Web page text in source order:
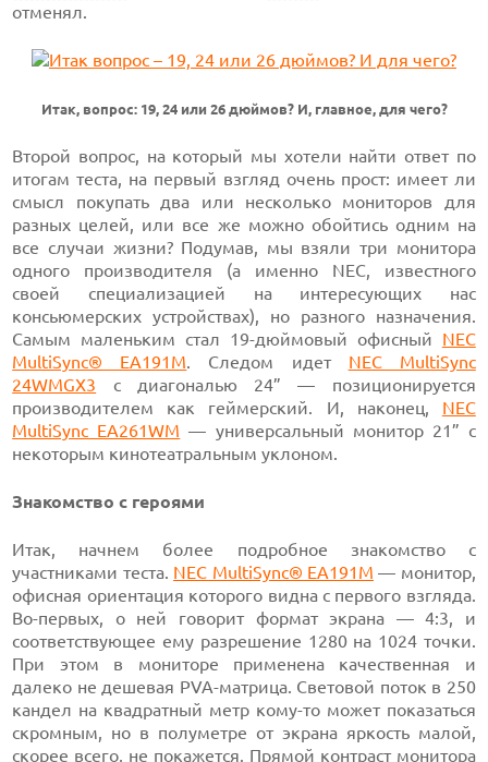
отменял.
Итак, вопрос: 19, 24 или 26 дюймов? И, главное, для чего?
Второй вопрос, на который мы хотели найти ответ по
итогам теста, на первый взгляд очень прост: имеет ли
смысл покупать два или несколько мониторов для
разных целей, или все же можно обойтись одним на
все случаи жизни? Подумав, мы взяли три монитора
одного производителя (а именно NEC, известного
своей специализацией на интересующих нас
консьюмерских устройствах), но разного назначения.
Самым маленьким стал 19-дюймовый офисный NEC
MultiSync® EA191M. Следом идет NEC MultiSync
24WMGX3 с диагональю 24” — позиционируется
производителем как геймерский. И, наконец, NEC
MultiSync EA261WM — универсальный монитор 21” с
некоторым кинотеатральным уклоном.
Знакомство с героями
Итак, начнем более подробное знакомство с
участниками теста. NEC MultiSync® EA191M — монитор,
офисная ориентация которого видна с первого взгляда.
Во-первых, о ней говорит формат экрана — 4:3, и
соответствующее ему разрешение 1280 на 1024 точки.
При этом в мониторе применена качественная и
далеко не дешевая PVA-матрица. Световой поток в 250
кандел на квадратный метр кому-то может показаться
скромным, но в полуметре от экрана яркость малой,
скорее всего, не покажется. Прямой контраст монитора